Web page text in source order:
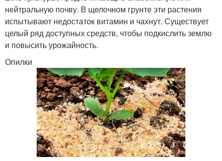
нейтральную почву. В щелочном грунте эти растения
испытывают недостаток витамин и чахнут. Существует
целый ряд доступных средств, чтобы подкислить землю
и повысить урожайность.
Опилки